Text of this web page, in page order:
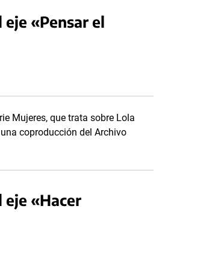
«Pensar el
Mujeres, que trata sobre Lola
coproducción del Archivo
«Hacer